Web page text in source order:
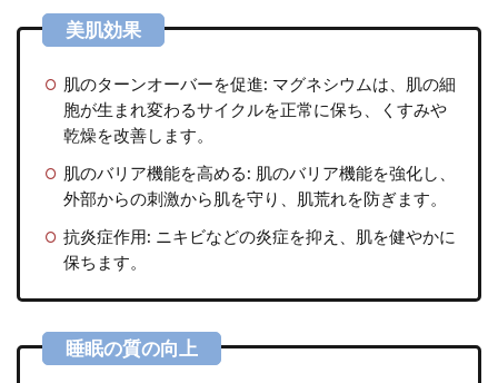
肌のターンオーバーを促進: マグネシウムは、肌の細
胞が生まれ変わるサイクルを正常に保ち、くすみや
乾燥を改善します。
肌のバリア機能を高める: 肌のバリア機能を強化し、
外部からの刺激から肌を守り、肌荒れを防ぎます。
抗炎症作用: ニキビなどの炎症を抑え、肌を健やかに
保ちます。